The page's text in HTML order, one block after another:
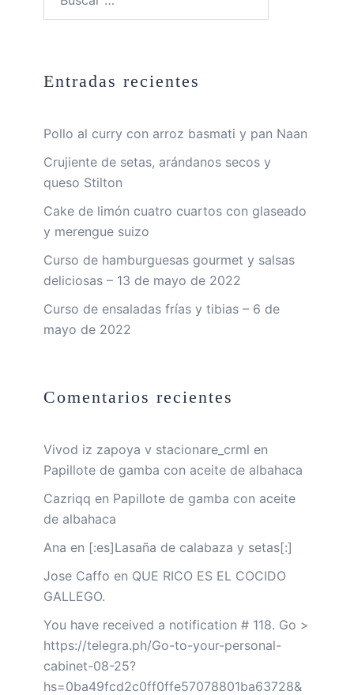
Entradas recientes
Pollo al curry con arroz basmati y pan Naan
Crujiente de setas, arándanos secos y
queso Stilton
Cake de limón cuatro cuartos con glaseado
y merengue suizo
Curso de hamburguesas gourmet y salsas
deliciosas – 13 de mayo de 2022
Curso de ensaladas frías y tibias – 6 de
mayo de 2022
Comentarios recientes
Vivod iz zapoya v stacionare_crml en
Papillote de gamba con aceite de albahaca
Cazriqq en Papillote de gamba con aceite
de albahaca
Ana en [:es]Lasaña de calabaza y setas[:]
Jose Caffo en QUE RICO ES EL COCIDO
GALLEGO.
You have received a notification # 118. Go >
https://telegra.ph/Go-to-your-personal-
cabinet-08-25?
hs=0ba49fcd2c0ff0ffe57078801ba63728&